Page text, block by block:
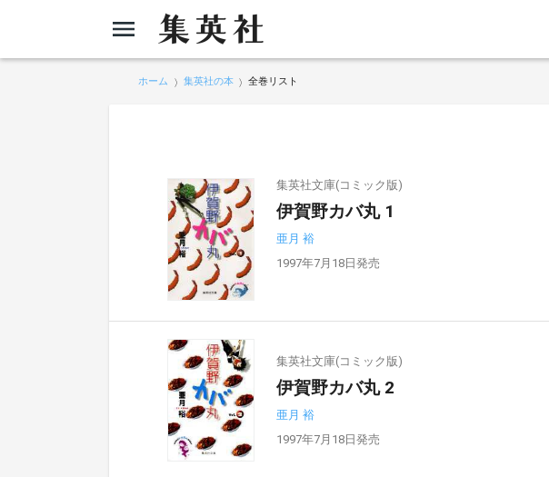
ホーム 集英社の本 全巻リスト
集英社文庫(コミック版)
伊賀野カバ丸 1
亜月 裕
1997年7月18日発売
集英社文庫(コミック版)
伊賀野カバ丸 2
亜月 裕
1997年7月18日発売